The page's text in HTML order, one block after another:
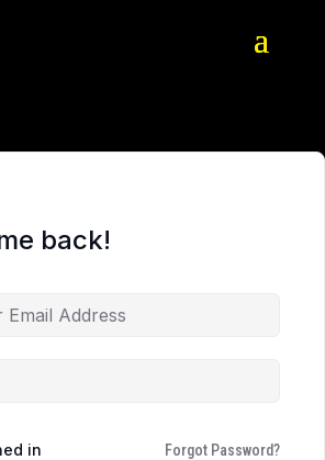
back!
in Forgot Password?